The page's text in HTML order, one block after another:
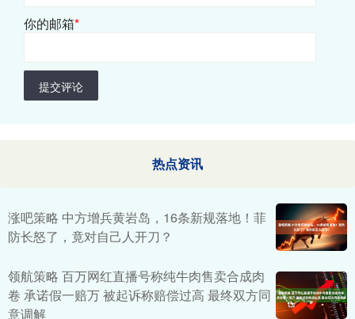
你的邮箱*
提交评论
热点资讯
涨吧策略 中方增兵黄岩岛，16条新规落地！菲
防长怒了，竟对自己人开刀？
领航策略 百万网红直播号称纯牛肉售卖合成肉
卷 承诺假一赔万 被起诉称赔偿过高 最终双方同
意调解